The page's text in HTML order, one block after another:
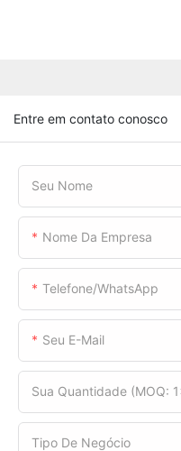
Entre em contato conosco
Seu Nome
Nome Da Empresa
Telefone/WhatsApp
Seu E-Mail
Sua Quantidade (MOQ:
Tipo De Negócio